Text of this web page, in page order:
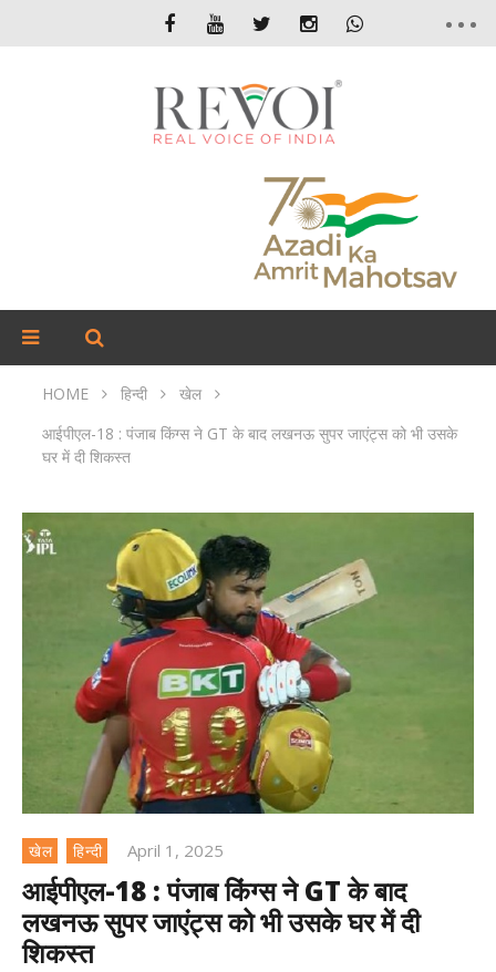
HOME हिन्दी
खेल
आईपीएल-18 : पंजाब किंग्स ने GT के बाद लखनऊ सुपर जाएंट्स को भी उसके
घर में दी शिकस्त
खेल हिन्दी April 1, 2025
आईपीएल-18 : पंजाब किंग्स ने GT के बाद
लखनऊ सुपर जाएंट्स को भी उसके घर में दी
शिकस्त